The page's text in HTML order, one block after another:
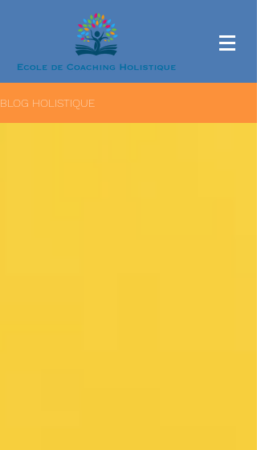
BLOG HOLISTIQUE